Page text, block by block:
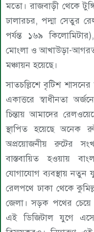
মতো। রাজবাড়ী থেকে
ঢালারচর, পদ্মা সেতুর
পর্যন্ত ১৬৯
মোংলা ও আখাউড়া-
মঞ্চায়ন হয়েছে।
সাতচল্লিশে বৃটিশ
একাত্তরে স্বাধীনতা
চিন্তায় আমাদের
স্থাপিত হয়েছে অনেক
অপ্রয়োজনীয় রুটের
বাস্তবায়িত হওয়ায়
যোগাযোগ ব্যবস্থায় নতুন
রেলপথে ঢাকা থেকে
জেলা। সড়ক পথের চেয়ে
এই ডিজিটাল যুগে